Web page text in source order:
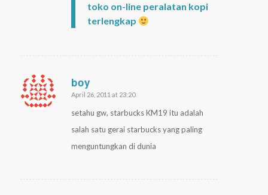
toko on-line peralatan kopi
terlengkap
boy
says:
April 26, 2011 at 23:20
setahu gw, starbucks KM19 itu adalah
salah satu gerai starbucks yang paling
menguntungkan di dunia